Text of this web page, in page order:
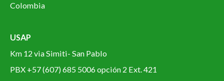
Colombia
USAP
Km 12 via Simiti- San Pablo
PBX +57 (607) 685 5006 opción 2 Ext. 421